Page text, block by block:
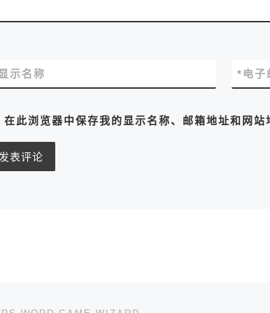
显示名称 电子
*
在此浏览器中保存我的显示名称、邮箱地址和网站